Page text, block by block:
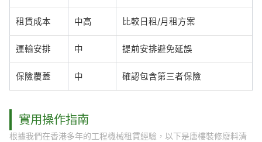
租賃成本 中高 比較日租/月租方案
運輸安排 中 提前安排避免延誤
保險覆蓋 中 確認包含第三者保險
實用操作指南
根據我們在香港多年的工程機械租賃經驗，以下是唐樓裝修廢料清